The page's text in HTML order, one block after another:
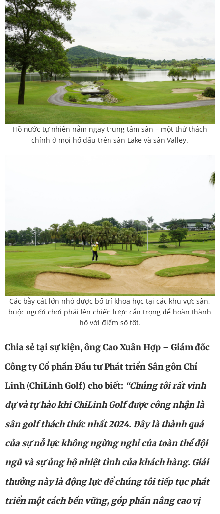
Hồ nước tự nhiên nằm ngay trung tâm sân – một thử thách
chính ở mọi hố đấu trên sân Lake và sân Valley.
Các bẫy cát lớn nhỏ được bố trí khoa học tại các khu vực sân,
buộc người chơi phải lên chiến lược cẩn trọng để hoàn thành
hố với điểm số tốt.
Chia sẻ tại sự kiện, ông Cao Xuân Hợp – Giám đốc
Công ty Cổ phần Đầu tư Phát triển Sân gôn Chí
Linh (ChiLinh Golf) cho biết: “Chúng tôi rất vinh
dựvà tự hào khi ChiLinh Golf được công nhận là
sân golf thách thức nhất 2024. Đây là thành quả
của sự nỗ lực không ngừng nghỉ của toàn thể đội
ngũ và sự ủng hộ nhiệt tình của khách hàng. Giải
thưởng này là động lực để chúng tôi tiếp tục phát
triển một cách bền vững, góp phần nâng cao vị